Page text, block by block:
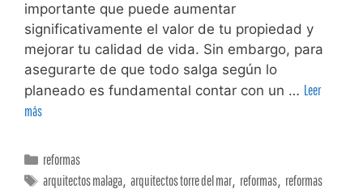
importante que puede aumentar
significativamente el valor de tu propiedad y
mejorar tu calidad de vida. Sin embargo, para
asegurarte de que todo salga según lo
planeado es fundamental contar con un … Leer
más
reformas
arquitectos malaga,arquitectos torre del mar, reformas, reformas